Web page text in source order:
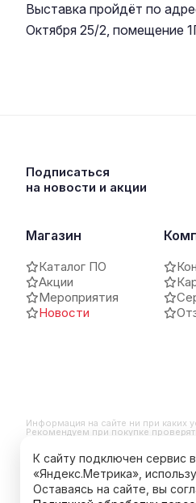
Выставка пройдёт по
Октября 25/2, помещение
Подписаться
на новости и акции
Магазин
Каталог ПО
Акции
Мероприятия
Новости
Информация на сайте ни при каких
Рекомендуем при покупке
и внешний вид продукта могут
*Компания Meta Platforms Inc.
является ее продуктом.
К сайту подключен сервис
«Яндекс.Метрика»,
Оставаясь на сайте, вы